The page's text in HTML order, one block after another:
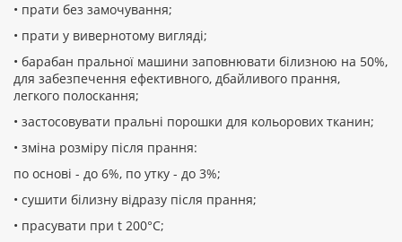
• прати без замочування;
• прати у вивернотому вигляді;
• барабан пральної машини заповнювати білизною на 50%,
для забезпечення ефективного, дбайливого прання,
легкого полоскання;
• застосовувати пральні порошки для кольорових тканин;
• зміна розміру після прання:
по основі - до 6%, по утку - до 3%;
• сушити білизну відразу після прання;
• прасувати при t 200°С;